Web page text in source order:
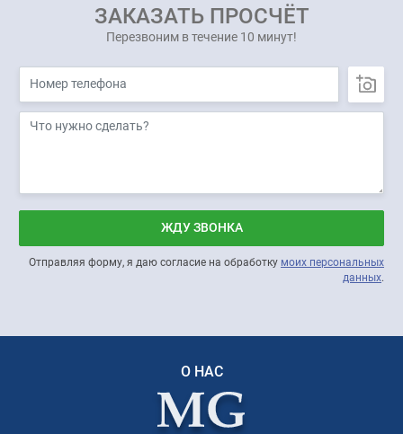
ЗАКАЗАТЬ ПРОСЧЁТ
Перезвоним в течение 10 минут!
ЖДУ ЗВОНКА
Отправляя форму, я даю согласие на обработку моих персональных
данных.
О НАС